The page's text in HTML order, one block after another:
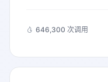
646,300 次调用